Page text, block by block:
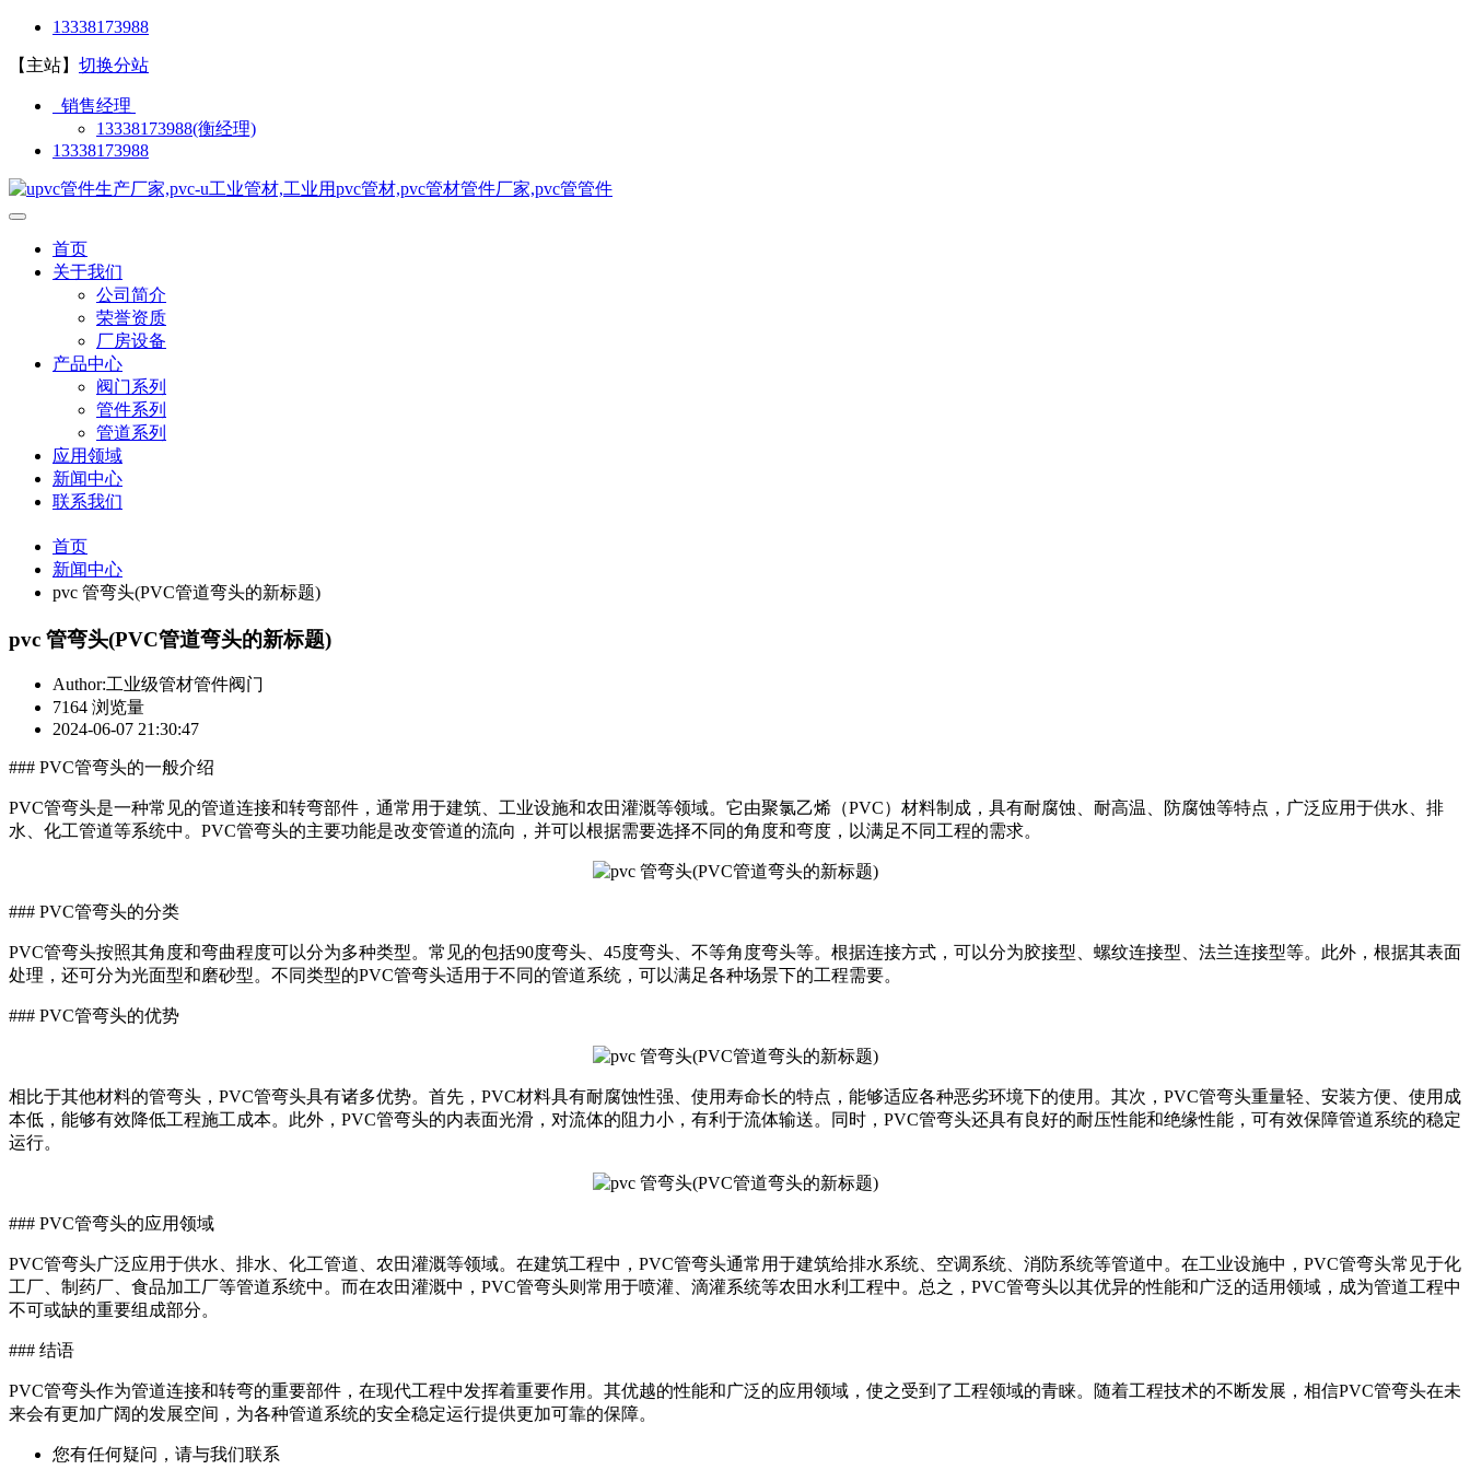
13338173988
【主站】 切换分站
销售经理
13338173988(衡经理)
13338173988
首页
关于我们
公司简介
荣誉资质
厂房设备
产品中心
阀门系列
管件系列
管道系列
应用领域
新闻中心
联系我们
首页
新闻中心
pvc 管弯头(PVC管道弯头的新标题)
pvc 管弯头(PVC管道弯头的新标题)
Author:工业级管材管件阀门
7164 浏览量
2024-06-07 21:30:47
### PVC管弯头的一般介绍
PVC管弯头是一种常见的管道连接和转弯部件，通常用于建筑、工业设施和农田灌溉等领域。它由聚氯乙烯（PVC）材料制成，具有耐腐蚀、耐高温、防腐蚀等特点，广泛应用于供水、排
水、化工管道等系统中。PVC管弯头的主要功能是改变管道的流向，并可以根据需要选择不同的角度和弯度，以满足不同工程的需求。
### PVC管弯头的分类
PVC管弯头按照其角度和弯曲程度可以分为多种类型。常见的包括90度弯头、45度弯头、不等角度弯头等。根据连接方式，可以分为胶接型、螺纹连接型、法兰连接型等。此外，根据其表面
处理，还可分为光面型和磨砂型。不同类型的PVC管弯头适用于不同的管道系统，可以满足各种场景下的工程需要。
### PVC管弯头的优势
相比于其他材料的管弯头，PVC管弯头具有诸多优势。首先，PVC材料具有耐腐蚀性强、使用寿命长的特点，能够适应各种恶劣环境下的使用。其次，PVC管弯头重量轻、安装方便、使用成
本低，能够有效降低工程施工成本。此外，PVC管弯头的内表面光滑，对流体的阻力小，有利于流体输送。同时，PVC管弯头还具有良好的耐压性能和绝缘性能，可有效保障管道系统的稳定
运行。
### PVC管弯头的应用领域
PVC管弯头广泛应用于供水、排水、化工管道、农田灌溉等领域。在建筑工程中，PVC管弯头通常用于建筑给排水系统、空调系统、消防系统等管道中。在工业设施中，PVC管弯头常见于化
工厂、制药厂、食品加工厂等管道系统中。而在农田灌溉中，PVC管弯头则常用于喷灌、滴灌系统等农田水利工程中。总之，PVC管弯头以其优异的性能和广泛的适用领域，成为管道工程中
不可或缺的重要组成部分。
### 结语
PVC管弯头作为管道连接和转弯的重要部件，在现代工程中发挥着重要作用。其优越的性能和广泛的应用领域，使之受到了工程领域的青睐。随着工程技术的不断发展，相信PVC管弯头在未
来会有更加广阔的发展空间，为各种管道系统的安全稳定运行提供更加可靠的保障。
您有任何疑问，请与我们联系